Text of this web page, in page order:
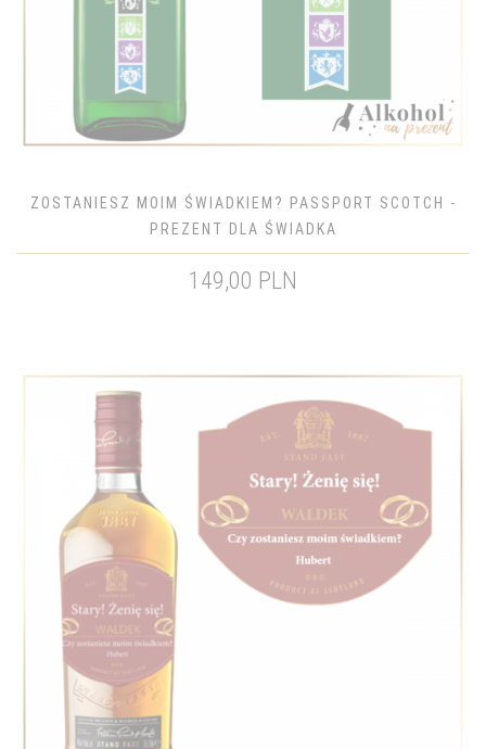
ZOSTANIESZ MOIM ŚWIADKIEM? PASSPORT SCOTCH -
PREZENT DLA ŚWIADKA
149,00 PLN